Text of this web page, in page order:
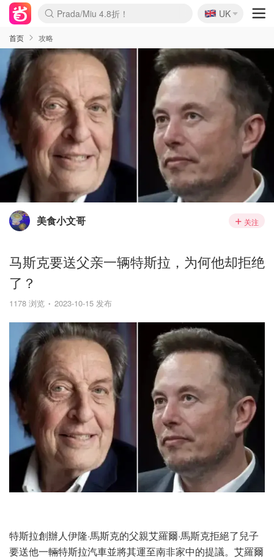
Prada/Miu 4.8折！
🇬🇧
UK
首页 攻略
美食小文哥 关注
马斯克要送父亲一辆特斯拉，为何他却拒绝
了？
1178 浏览 2023-10-15 发布
特斯拉創辦人伊隆·馬斯克的父親艾羅爾·馬斯克拒絕了兒子
要送他一輛特斯拉汽車並將其運至南非家中的提議。艾羅爾